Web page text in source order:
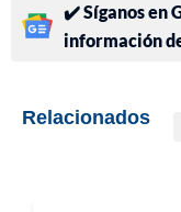
✔️ Síganos en
información
Relacionados